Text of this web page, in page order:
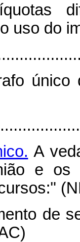
uso do
A
e os
de